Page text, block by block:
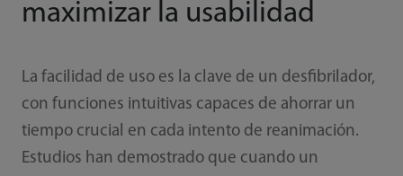
maximizar la usabilidad
La facilidad de uso es la clave de un desfibrilador,
con funciones intuitivas capaces de ahorrar un
tiempo crucial en cada intento de reanimación.
Estudios han demostrado que cuando un